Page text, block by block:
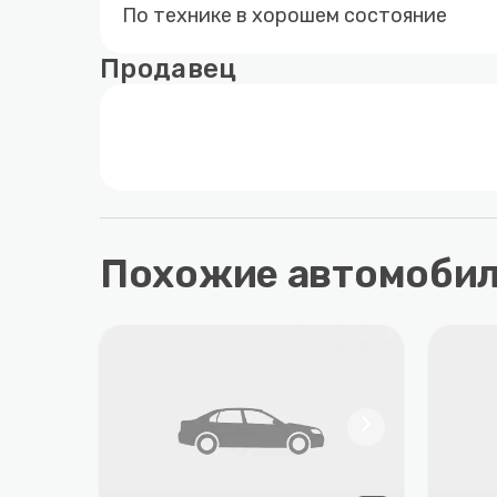
По технике в хорошем состояние
Продавец
Похожие